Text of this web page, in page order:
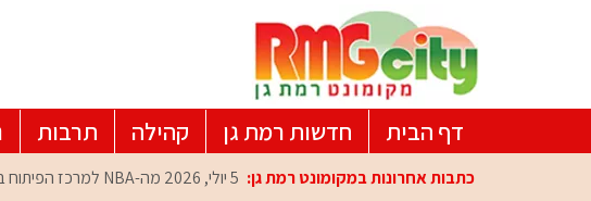
דף הבית חדשות רמת גן קהילה תרבות
כתבות אחרונות במקומונט רמת גן: 5 יולי, 2026 מה-NBA למרכז הפיתוח ברמת גן: עומרי כספי במפגש הוקרה מיוחד